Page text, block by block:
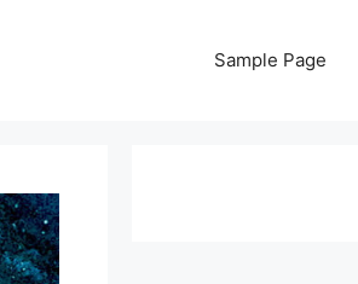
Sample Page